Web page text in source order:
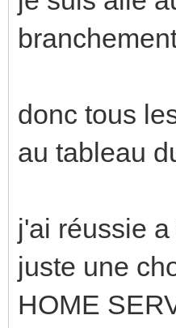
donc tous
au tableau
j'ai réussie
juste une
HOME